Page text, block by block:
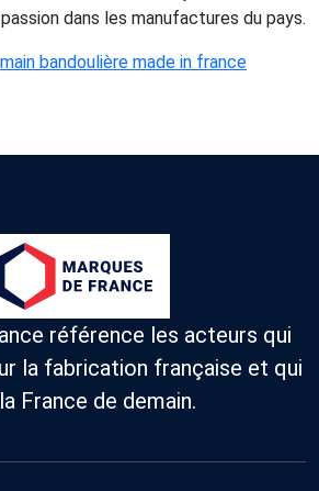
dans les manufactures du pays.
bandoulière made in france
référence les acteurs qui
la fabrication française et qui
France de demain.